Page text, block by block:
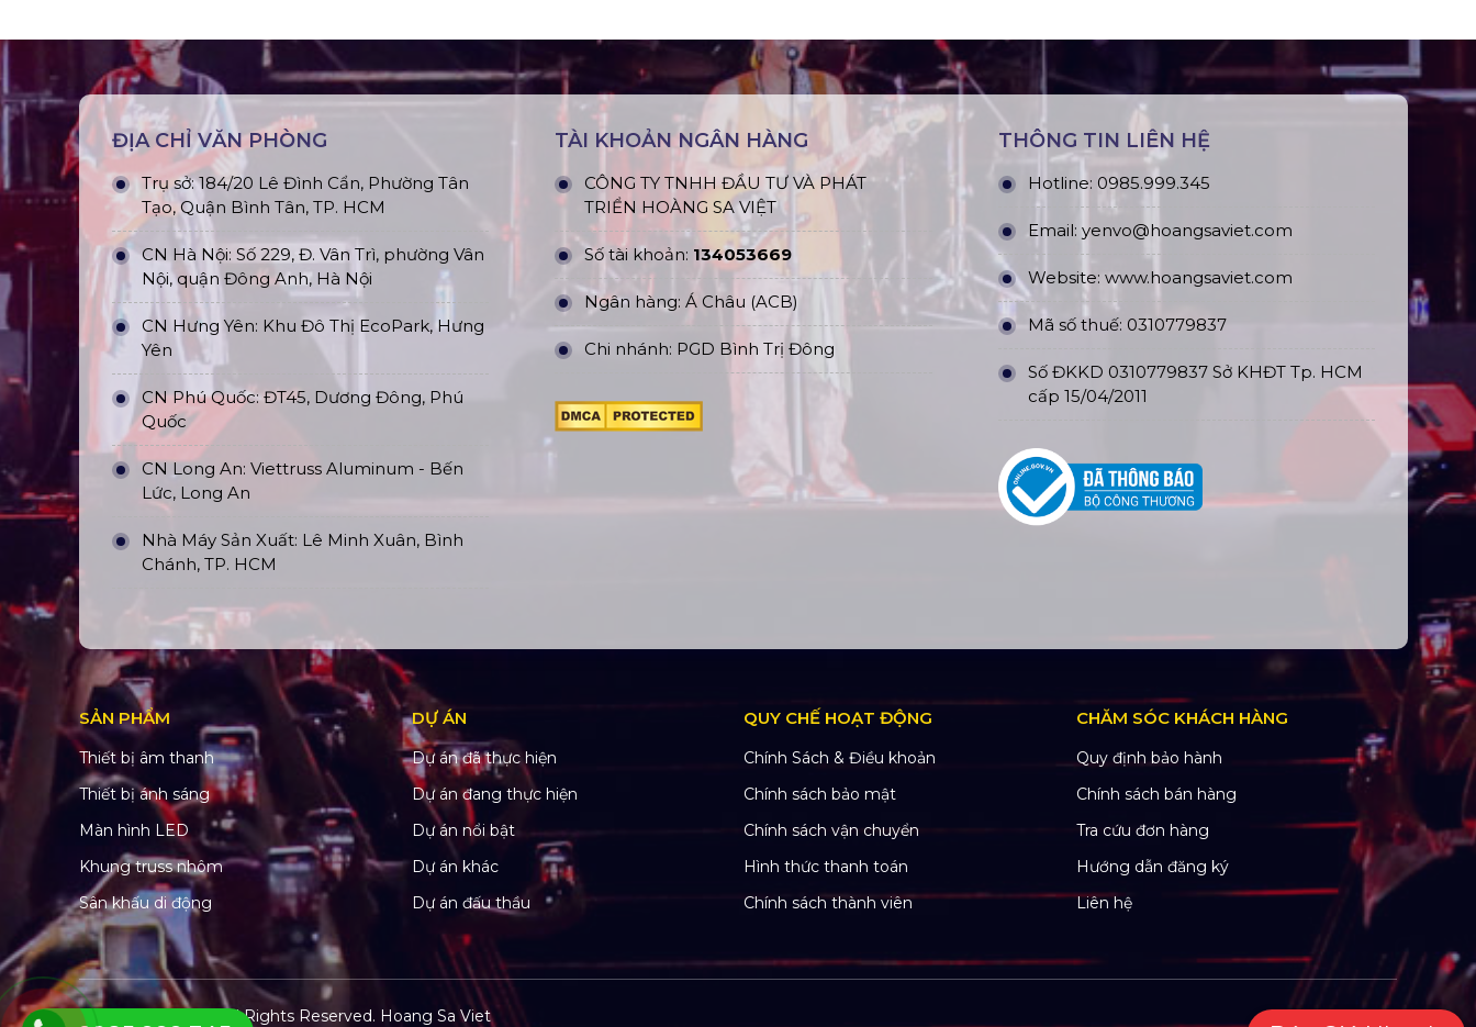
ĐỊA CHỈ VĂN PHÒNG
Trụ sở: 184/20 Lê Đình Cẩn, Phường Tân
Tạo, Quận Bình Tân, TP. HCM
CN Hà Nội: Số 229, Đ. Vân Trì, phường Vân
Nội, quận Đông Anh, Hà Nội
CN Hưng Yên: Khu Đô Thị EcoPark, Hưng
Yên
CN Phú Quốc: ĐT45, Dương Đông, Phú
Quốc
CN Long An: Viettruss Aluminum - Bến
Lức, Long An
Nhà Máy Sản Xuất: Lê Minh Xuân, Bình
Chánh, TP. HCM
TÀI KHOẢN NGÂN HÀNG
CÔNG TY TNHH ĐẦU TƯ VÀ PHÁT
TRIỂN HOÀNG SA VIỆT
Số tài khoản: 134053669
Ngân hàng: Á Châu (ACB)
Chi nhánh: PGD Bình Trị Đông
THÔNG TIN LIÊN HỆ
Hotline: 0985.999.345
Email: yenvo@hoangsaviet.com
Website: www.hoangsaviet.com
Mã số thuế: 0310779837
Số ĐKKD 0310779837 Sở KHĐT Tp. HCM
cấp 15/04/2011
SẢN PHẨM
Thiết bị âm thanh
Thiết bị ánh sáng
Màn hình LED
Khung truss nhôm
Sân khấu di động
DỰ ÁN
Dự án đã thực hiện
Dự án đang thực hiện
Dự án nổi bật
Dự án khác
Dự án đấu thầu
QUY CHẾ HOẠT ĐỘNG
Chính Sách & Điều khoản
Chính sách bảo mật
Chính sách vận chuyển
Hình thức thanh toán
Chính sách thành viên
CHĂM SÓC KHÁCH HÀNG
Quy định bảo hành
Chính sách bán hàng
Tra cứu đơn hàng
Hướng dẫn đăng ký
Liên hệ
© Copyright 2022. All Rights Reserved. Hoang Sa Viet